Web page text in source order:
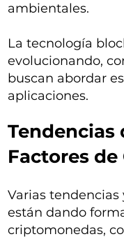
ambientales.
La tecnología
evolucionando,
buscan abordar
aplicaciones.
Tendencias
Factores
Varias
están dando
criptomonedas,